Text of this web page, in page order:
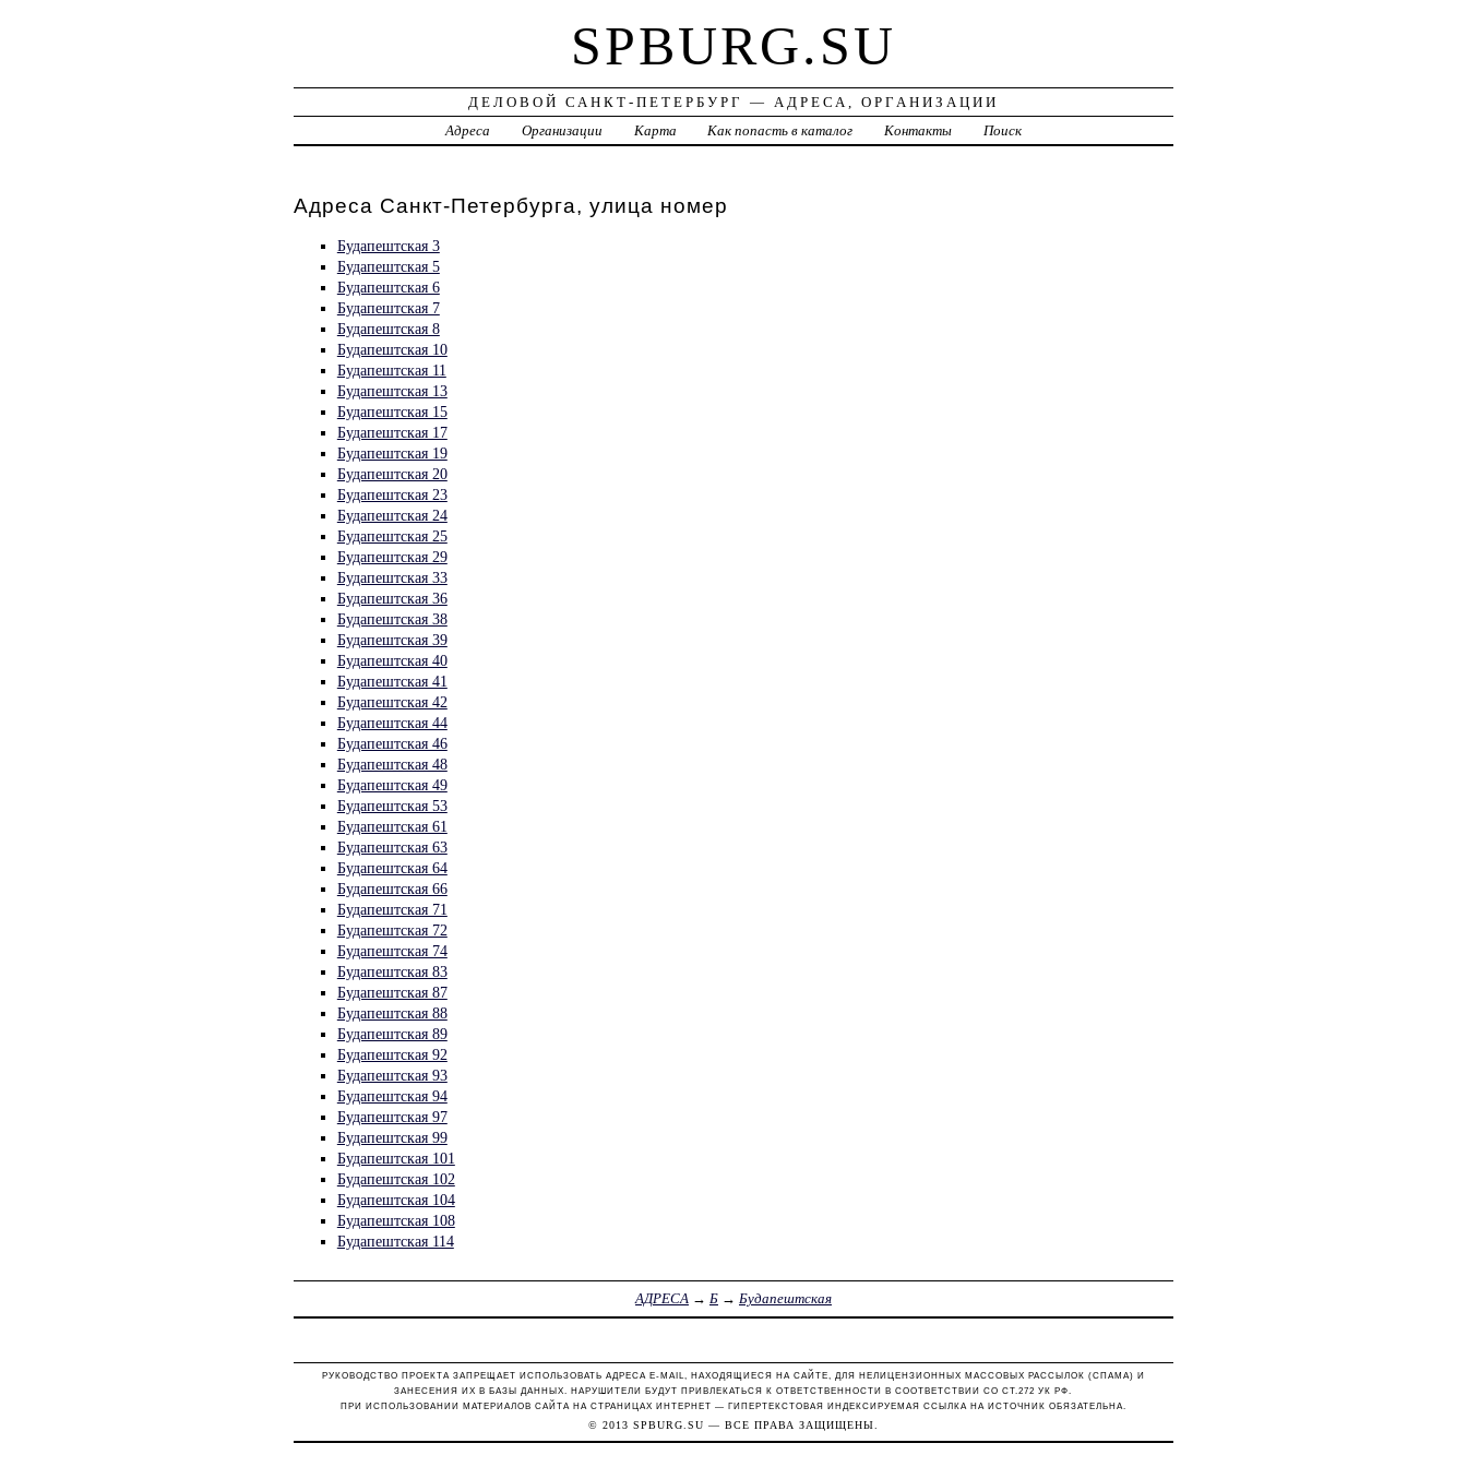
SPBURG.SU
ДЕЛОВОЙ САНКТ-ПЕТЕРБУРГ — АДРЕСА, ОРГАНИЗАЦИИ
Адреса
Организации Карта Как попасть в каталог Контакты Поиск
Адреса Санкт-Петербурга, улица номер
Будапештская 3
Будапештская 5
Будапештская 6
Будапештская 7
Будапештская 8
Будапештская 10
Будапештская 11
Будапештская 13
Будапештская 15
Будапештская 17
Будапештская 19
Будапештская 20
Будапештская 23
Будапештская 24
Будапештская 25
Будапештская 29
Будапештская 33
Будапештская 36
Будапештская 38
Будапештская 39
Будапештская 40
Будапештская 41
Будапештская 42
Будапештская 44
Будапештская 46
Будапештская 48
Будапештская 49
Будапештская 53
Будапештская 61
Будапештская 63
Будапештская 64
Будапештская 66
Будапештская 71
Будапештская 72
Будапештская 74
Будапештская 83
Будапештская 87
Будапештская 88
Будапештская 89
Будапештская 92
Будапештская 93
Будапештская 94
Будапештская 97
Будапештская 99
Будапештская 101
Будапештская 102
Будапештская 104
Будапештская 108
Будапештская 114
АДРЕСА→ Б→ Будапештская
РУКОВОДСТВО ПРОЕКТА ЗАПРЕЩАЕТ ИСПОЛЬЗОВАТЬ АДРЕСА E-MAIL, НАХОДЯЩИЕСЯ НА САЙТЕ, ДЛЯ НЕЛИЦЕНЗИОННЫХ МАССОВЫХ РАССЫЛОК (СПАМА) И
ЗАНЕСЕНИЯ ИХ В БАЗЫ ДАННЫХ. НАРУШИТЕЛИ БУДУТ ПРИВЛЕКАТЬСЯ К ОТВЕТСТВЕННОСТИ В СООТВЕТСТВИИ СО СТ.272 УК РФ.
ПРИ ИСПОЛЬЗОВАНИИ МАТЕРИАЛОВ САЙТА НА СТРАНИЦАХ ИНТЕРНЕТ — ГИПЕРТЕКСТОВАЯ ИНДЕКСИРУЕМАЯ ССЫЛКА НА ИСТОЧНИК ОБЯЗАТЕЛЬНА.
© 2013 SPBURG.SU — ВСЕ ПРАВА ЗАЩИЩЕНЫ.